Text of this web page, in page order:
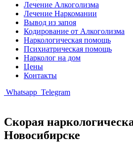
Лечение Алкоголизма
Лечение Наркомании
Вывод из запоя
Кодирование от Алкоголизма
Наркологическая помощь
Психиатрическая помощь
Нарколог на дом
Цены
Контакты
Whatsapp Telegram
Скорая
Новосибирске